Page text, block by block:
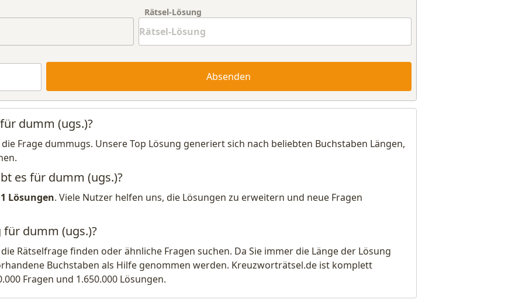
Rätsel-Lösung
Absenden
dumm (ugs.)?
Frage dummugs. Unsere Top Lösung generiert sich nach beliebten Buchstaben Längen,
es für dumm (ugs.)?
1 Lösungen. Viele Nutzer helfen uns, die Lösungen zu erweitern und neue Fragen
für dumm (ugs.)?
Rätselfrage finden oder ähnliche Fragen suchen. Da Sie immer die Länge der Lösung
Buchstaben als Hilfe genommen werden. Kreuzworträtsel.de ist komplett
Fragen und 1.650.000 Lösungen.